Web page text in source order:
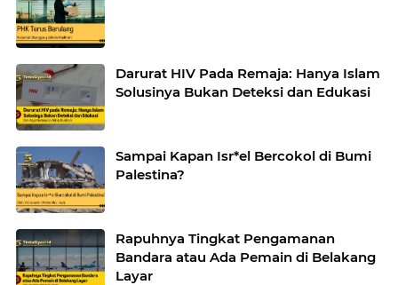
Darurat HIV Pada Remaja: Hanya Islam
Solusinya Bukan Deteksi dan Edukasi
Sampai Kapan Isr*el Bercokol di Bumi
Palestina?
Rapuhnya Tingkat Pengamanan
Bandara atau Ada Pemain di Belakang
Layar